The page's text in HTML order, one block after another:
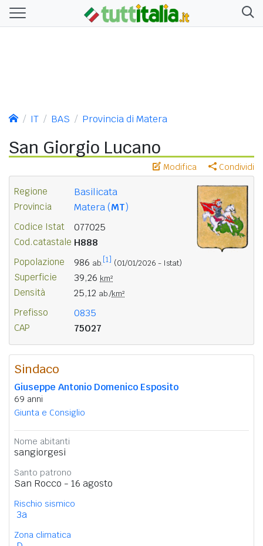
IT BAS Provincia di Matera
San Giorgio Lucano
Modifica Condividi
Regione Basilicata
Provincia Matera (MT)
Codice Istat 077025
Cod.catastale H888
Popolazione 986 ab. [1] (01/01/2026 - Istat)
Superficie 39,26 km²
Densità 25,12 ab./km²
Prefisso 0835
CAP 75027
Sindaco
Giuseppe Antonio Domenico Esposito
69 anni
Giunta e Consiglio
Nome abitanti
sangiorgesi
Santo patrono
San Rocco - 16 agosto
Rischio sismico
3a
Zona climatica